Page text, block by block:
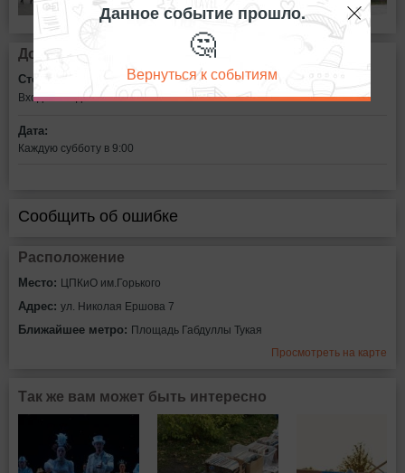
Дополнительная информация
Стоимость билетов:
Вход свободный
Дата:
Каждую субботу в 9:00
Сообщить об ошибке
Расположение
Место: ЦПКиО им.Горького
Адрес: ул. Николая Ершова 7
Ближайшее метро: Площадь Габдуллы Тукая
Просмотреть на карте
Так же вам может быть интересно
Данное событие прошло.
🤔
Вернуться к событиям